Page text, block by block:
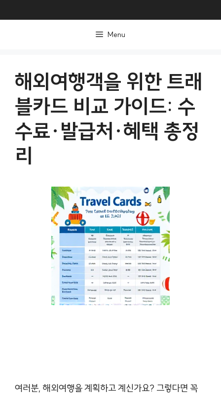
Menu
해외여행객을 위한 트래
블카드 비교 가이드: 수
수료·발급처·혜택 총정
리
여러분, 해외여행을 계획하고 계신가요? 그렇다면 꼭